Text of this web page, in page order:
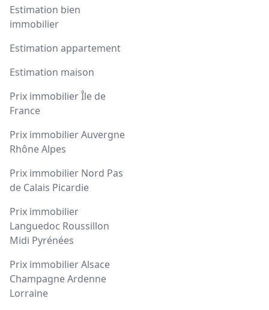
Estimation bien
immobilier
Estimation appartement
Estimation maison
Prix immobilier Île de
France
Prix immobilier Auvergne
Rhône Alpes
Prix immobilier Nord Pas
de Calais Picardie
Prix immobilier
Languedoc Roussillon
Midi Pyrénées
Prix immobilier Alsace
Champagne Ardenne
Lorraine